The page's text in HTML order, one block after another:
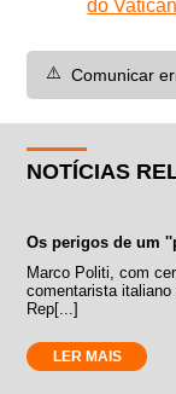
do
⚠️ Comunicar
NOTÍCIAS
Os perigos de um
Marco Politi, com
comentarista
Rep[...]
LER MAIS